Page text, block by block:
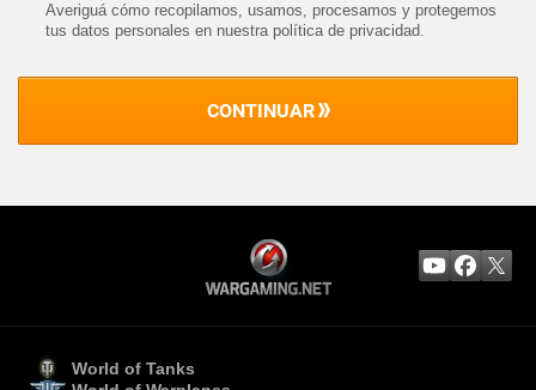
Averiguá cómo recopilamos, usamos, procesamos y protegemos
tus datos personales en nuestra política de privacidad.
CONTINUAR
World of Tanks